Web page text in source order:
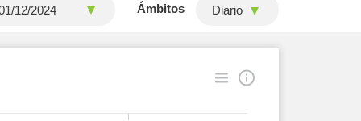
Ámbitos Diario